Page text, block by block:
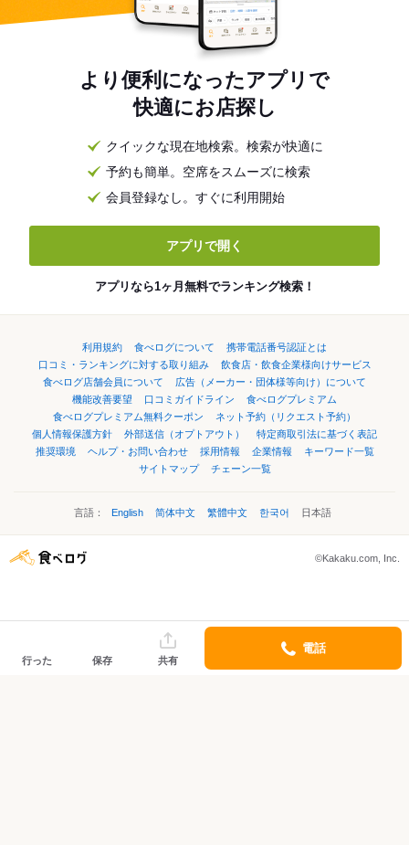
より便利になったアプリで
快適にお店探し
クイックな現在地検索。検索が快適に
予約も簡単。空席をスムーズに検索
会員登録なし。すぐに利用開始
アプリで開く
アプリなら1ヶ月無料でランキング検索！
利用規約 食べログについて
携帯電話番号認証とは
口コミ・ランキングに対する取り組み
飲食店・飲食企業様向けサービス
食べログ店舗会員について
広告（メーカー・団体様等向け）について
機能改善要望
口コミガイドライン
食べログプレミアム
食べログプレミアム無料クーポン
ネット予約（リクエスト予約）
個人情報保護方針
外部送信（オプトアウト）
特定商取引法に基づく表記
推奨環境
ヘルプ・お問い合わせ 採用情報 企業情報
キーワード一覧
サイトマップ
チェーン一覧
言語： English 简体中文 繁體中文 한국어 日本語
©Kakaku.com, Inc.
行った 保存 共有
電話